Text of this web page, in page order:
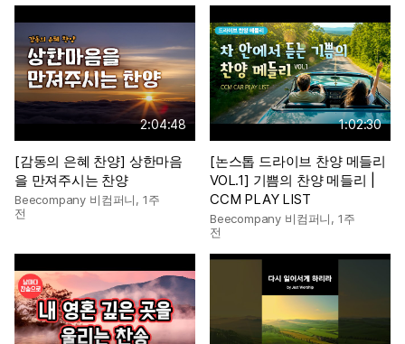
2:04:48
[감동의 은혜 찬양] 상한마음
을 만져주시는 찬양
Beecompany 비컴퍼니, 1주
전
1:02:30
[논스톱 드라이브 찬양 메들리
VOL.1] 기쁨의 찬양 메들리 |
CCM PLAY LIST
Beecompany 비컴퍼니, 1주
전